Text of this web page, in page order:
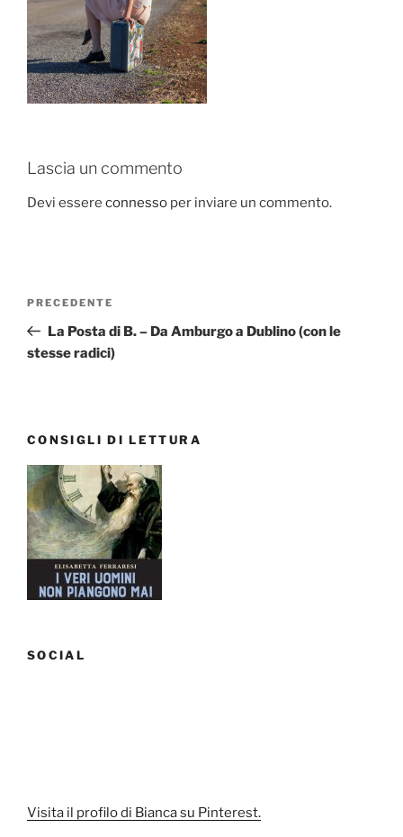
Lascia un commento
Devi essere connesso per inviare un commento.
Articolo
precedente:
PRECEDENTE
La Posta di B. – Da Amburgo a Dublino (con le
stesse radici)
CONSIGLI DI LETTURA
SOCIAL
Visita il profilo di Bianca su Pinterest.